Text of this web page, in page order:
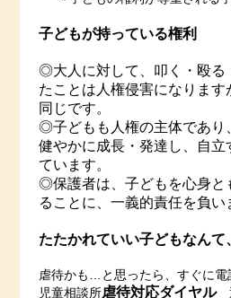
子どもが持っている権利
◎大人に対して、叩く・殴る
たことは人権侵害になります
同じです。
◎子どもも人権の主体であり
健やかに成長・発達し、自立
ています。
◎保護者は、子どもを心身と
ることに、一義的責任を負い
たたかれていい子どもなんて
虐待かも…と思ったら、すぐに電
児童相談所虐待対応ダイヤル